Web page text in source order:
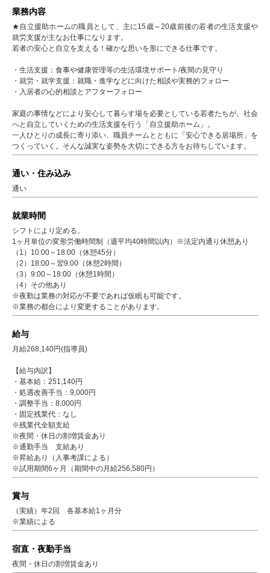
業務内容
★自立援助ホームの職員として、主に15歳～20歳前後の若者の生活支援や
就労支援が主なお仕事になります。
若者の安心と自立を支える！確かな思いを形にできる仕事です。
・生活支援：食事や健康管理等の生活環境サポート/夜間の見守り
・就労・就学支援：就職・進学などに向けた相談や実務的フォロー
・入居者の心的相談とアフターフォロー
家庭の事情などにより安心して暮らす場を必要としている若者たちが、社会
へと自立していくための生活支援を行う「自立援助ホーム」。
一人ひとりの成長に寄り添い、職員チームとともに「安心できる居場所」を
つくっていく。そんな誠実な姿勢を大切にできる方をお待ちしています。
通い・住み込み
通い
就業時間
シフトにより定める。
1ヶ月単位の変形労働時間制（週平均40時間以内）※法定内通り休憩あり
（1）10:00～18:00（休憩45分）
（2）18:00～翌9:00（休憩2時間）
（3）9:00～18:00（休憩1時間）
（4）その他あり
※夜勤は業務の対応が不要であれば仮眠も可能です。
※業務の都合により変更することがあります。
給与
月給268,140円(指導員)
【給与内訳】
・基本給：251,140円
・処遇改善手当：9,000円
・調整手当：8,000円
・固定残業代：なし
※残業代全額支給
※夜間・休日の割増賃金あり
※通勤手当 支給あり
※昇給あり（人事考課による）
※試用期間6ヶ月（期間中の月給256,580円）
賞与
（実績）年2回 各基本給1ヶ月分
※業績による
宿直・夜勤手当
夜間・休日の割増賃金あり